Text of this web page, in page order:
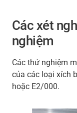
Các xét
nghiệm
Các thử nghiệm
của các loại xích
hoặc E2/000.